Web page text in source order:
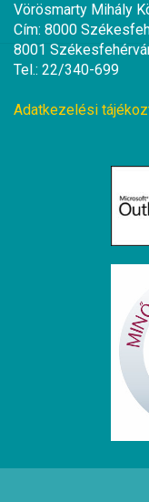
Vörösmarty Mihály
Cím: 8000
8001
Tel.: 22/340-699
Adatkezelési